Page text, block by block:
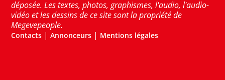
déposée. Les textes, photos, graphismes, l'audio, l'audio-
vidéo et les dessins de ce site sont la propriété de
Megevepeople.
Contacts |Annonceurs | Mentions légales